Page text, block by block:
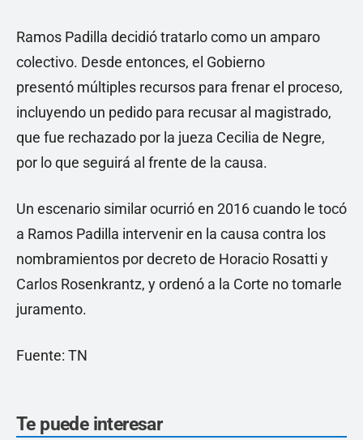
Ramos Padilla decidió tratarlo como un amparo
colectivo. Desde entonces, el Gobierno
presentó múltiples recursos para frenar el proceso,
incluyendo un pedido para recusar al magistrado,
que fue rechazado por la jueza Cecilia de Negre,
por lo que seguirá al frente de la causa.
Un escenario similar ocurrió en 2016 cuando le tocó
a Ramos Padilla intervenir en la causa contra los
nombramientos por decreto de Horacio Rosatti y
Carlos Rosenkrantz, y ordenó a la Corte no tomarle
juramento.
Fuente: TN
Te puede interesar